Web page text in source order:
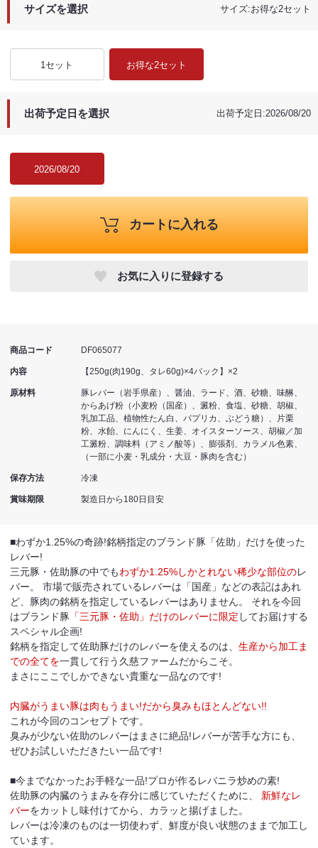
サイズを選択 サイズ:お得な2セット
1セット お得な2セット
出荷予定日を選択 出荷予定日:2026/08/20
2026/08/20
カートに入れる
お気に入りに登録する
商品コード DF065077
内容 【250g(肉190g、タレ60g)×4パック】×2
原材料
豚レバー（岩手県産）、醤油、ラード、酒、砂糖、味醂、
からあげ粉（小麦粉（国産）、澱粉、食塩、砂糖、胡椒、
乳加工品、植物性たん白、パプリカ、ぶどう糖）、片栗
粉、水飴、にんにく、生姜、オイスターソース、胡椒／加
工澱粉、調味料（アミノ酸等）、膨張剤、カラメル色素、
（一部に小麦・乳成分・大豆・豚肉を含む）
保存方法 冷凍
賞味期限 製造日から180日目安
■わずか1.25%の奇跡!銘柄指定のブランド豚「佐助」だけを使った
レバー!
三元豚・佐助豚の中でもわずか1.25%しかとれない稀少な部位のレ
バー。 市場で販売されているレバーは「国産」などの表記はあれ
ど、豚肉の銘柄を指定しているレバーはありません。 それを今回
はブランド豚 「三元豚・佐助」だけのレバーに限定 してお届けする
スペシャル企画!
銘柄を指定して佐助豚だけのレバーを使えるのは、 生産から加工ま
での全てを一貫して行う久慈ファームだからこそ。
まさにここでしかできない貴重な一品なのです!
内臓がうまい豚は肉もうまい!だから臭みもほとんどない!!
これが今回のコンセプトです。
臭みが少ない佐助のレバーはまさに絶品!レバーが苦手な方にも、
ぜひお試しいただきたい一品です!
■今までなかったお手軽な一品!プロが作るレバニラ炒めの素!
佐助豚の内臓のうまみを存分に感じていただくために、
新鮮なレ
バーをカットし味付けてから、カラッと揚げました。
レバーは冷凍のものは一切使わず、鮮度が良い状態のままで加工し
ています。